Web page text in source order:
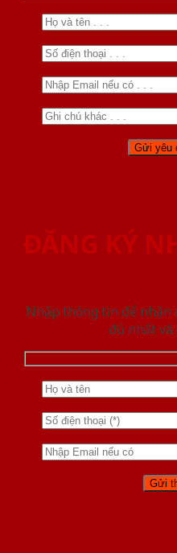
ĐĂNG KÝ
Nhập thông tin để nhận
đủ nhất